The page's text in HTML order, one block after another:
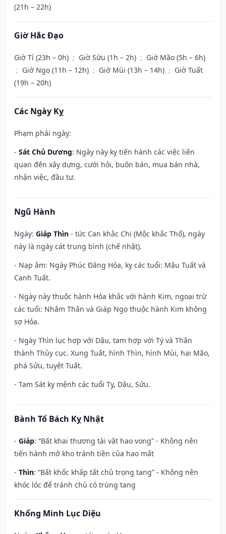
(21h – 22h)
Giờ Hắc Đạo
Giờ Tí (23h – 0h) ; Giờ Sửu (1h – 2h) ; Giờ Mão (5h – 6h)
; Giờ Ngọ (11h – 12h) ; Giờ Mùi (13h – 14h) ; Giờ Tuất
(19h – 20h)
Các Ngày Kỵ
Phạm phải ngày:
- Sát Chủ Dương: Ngày này kỵ tiến hành các việc liên
quan đến xây dựng, cưới hỏi, buôn bán, mua bán nhà,
nhận việc, đầu tư.
Ngũ Hành
Ngày: Giáp Thìn - tức Can khắc Chi (Mộc khắc Thổ), ngày
này là ngày cát trung bình (chế nhật).
- Nạp âm: Ngày Phúc Đăng Hỏa, kỵ các tuổi: Mậu Tuất và
Canh Tuất.
- Ngày này thuộc hành Hỏa khắc với hành Kim, ngoại trừ
các tuổi: Nhâm Thân và Giáp Ngọ thuộc hành Kim không
sợ Hỏa.
- Ngày Thìn lục hợp với Dậu, tam hợp với Tý và Thân
thành Thủy cục. Xung Tuất, hình Thìn, hình Mùi, hại Mão,
phá Sửu, tuyệt Tuất.
- Tam Sát kỵ mệnh các tuổi Tỵ, Dậu, Sửu.
Bành Tổ Bách Kỵ Nhật
- Giáp: “Bất khai thương tài vật hao vong” - Không nên
tiến hành mở kho tránh tiền của hao mất
- Thìn: “Bất khốc khấp tất chủ trọng tang” - Không nên
khóc lóc để tránh chủ có trùng tang
Khổng Minh Lục Diệu